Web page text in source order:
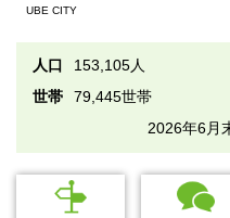
UBE CITY
人口
153,105人
世帯
79,445世帯
2026年6月